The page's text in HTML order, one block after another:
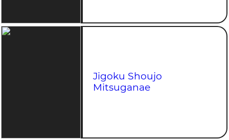
Jigoku Shoujo
Mitsuganae